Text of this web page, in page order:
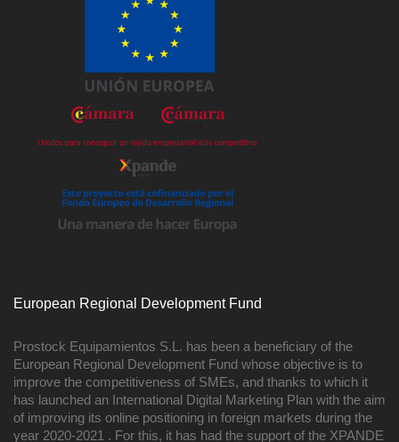
European Regional Development Fund
Prostock Equipamientos S.L. has been a beneficiary of the
European Regional Development Fund whose objective is to
improve the competitiveness of SMEs, and thanks to which it
has launched an International Digital Marketing Plan with the aim
of improving its online positioning in foreign markets during the
year 2020-2021 . For this, it has had the support of the XPANDE